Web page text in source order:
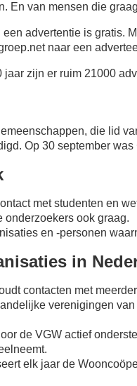
En van mensen die
een advertentie is gratis.
naar een
jaar zijn er ruim 21000
die lid
Op 30 september
met studenten en
onderzoekers ook graag.
en -personen
in
contacten met
verenigingen
de VGW actief
elk jaar de